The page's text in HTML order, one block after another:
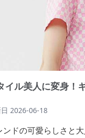
イル美人に変身！
2026-06-18
ンドの可愛らしさと